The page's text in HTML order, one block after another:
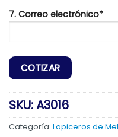
7. Correo electrónico*
SKU:A3016
Categoría: Lapiceros de